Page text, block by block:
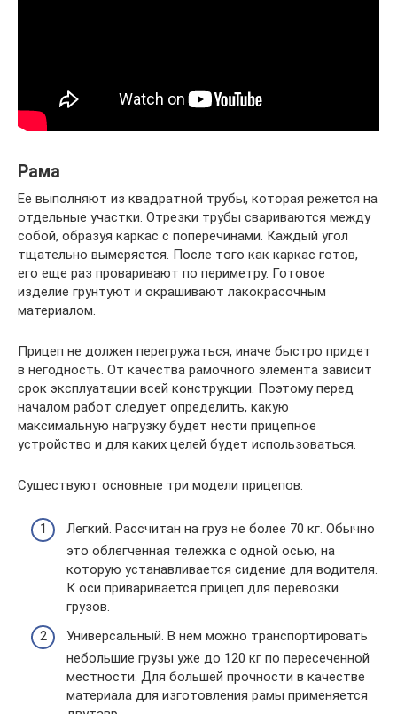
Рама
Ее выполняют из квадратной трубы, которая режется на
отдельные участки. Отрезки трубы свариваются между
собой, образуя каркас с поперечинами. Каждый угол
тщательно вымеряется. После того как каркас готов,
его еще раз проваривают по периметру. Готовое
изделие грунтуют и окрашивают лакокрасочным
материалом.
Прицеп не должен перегружаться, иначе быстро придет
в негодность. От качества рамочного элемента зависит
срок эксплуатации всей конструкции. Поэтому перед
началом работ следует определить, какую
максимальную нагрузку будет нести прицепное
устройство и для каких целей будет использоваться.
Существуют основные три модели прицепов:
Легкий. Рассчитан на груз не более 70 кг. Обычно
это облегченная тележка с одной осью, на
которую устанавливается сидение для водителя.
К оси приваривается прицеп для перевозки
грузов.
Универсальный. В нем можно транспортировать
небольшие грузы уже до 120 кг по пересеченной
местности. Для большей прочности в качестве
материала для изготовления рамы применяется